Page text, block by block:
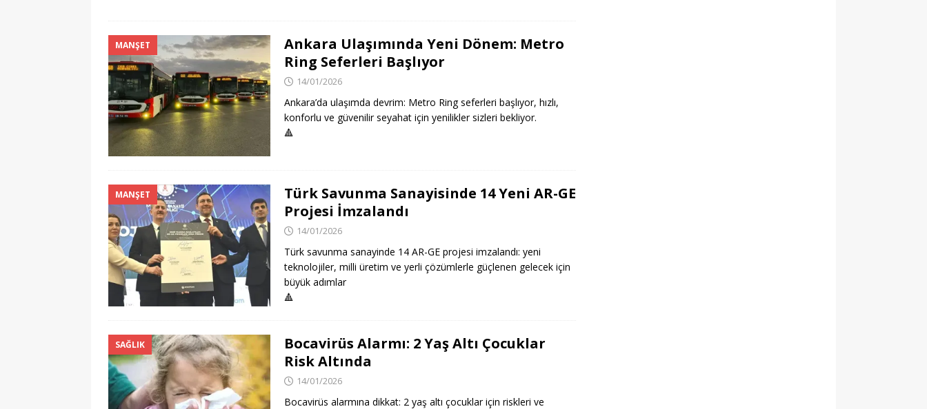
MANŞET
Ankara Ulaşımında Yeni Dönem: Metro
Ring Seferleri Başlıyor
14/01/2026
Ankara’da ulaşımda devrim: Metro Ring seferleri başlıyor, hızlı,
konforlu ve güvenilir seyahat için yenilikler sizleri bekliyor.
🔺
MANŞET
Türk Savunma Sanayisinde 14 Yeni AR-GE
Projesi İmzalandı
14/01/2026
Türk savunma sanayinde 14 AR-GE projesi imzalandı: yeni
teknolojiler, milli üretim ve yerli çözümlerle güçlenen gelecek için
büyük adımlar
🔺
SAĞLIK
Bocavirüs Alarmı: 2 Yaş Altı Çocuklar
Risk Altında
14/01/2026
Bocavirüs alarmına dikkat: 2 yaş altı çocuklar için riskleri ve